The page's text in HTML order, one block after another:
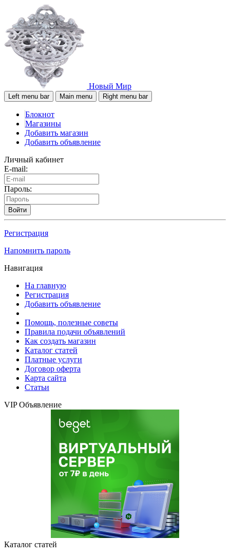
Новый Мир
Left menu bar Main menu Right menu bar
Блокнот
Магазины
Добавить магазин
Добавить объявление
Личный кабинет
E-mail:
Пароль:
Войти
Регистрация
Напомнить пароль
Навигация
На главную
Регистрация
Добавить объявление
Помощь, полезные советы
Правила подачи объявлений
Как создать магазин
Каталог статей
Платные услуги
Договор оферта
Карта сайта
Статьи
VIP Объявление
Каталог статей